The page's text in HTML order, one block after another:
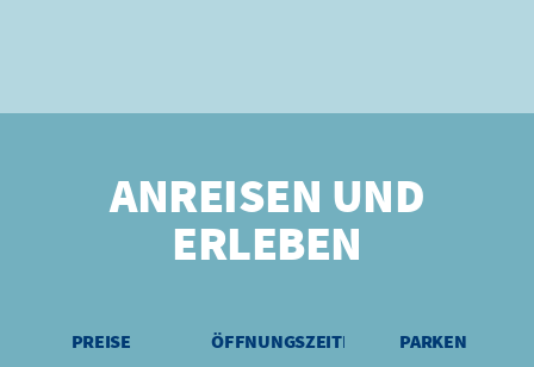
ANREISEN UND
ERLEBEN
PREISE ÖFFNUNGSZEITEN PARKEN